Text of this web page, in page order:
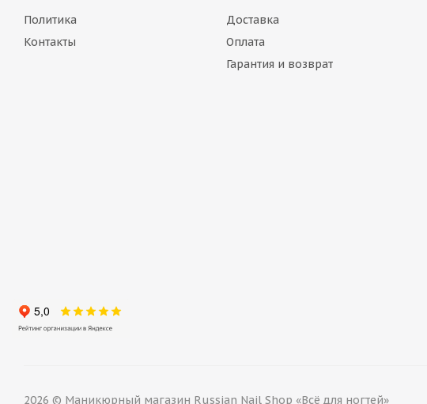
Политика
Контакты
Доставка
Оплата
Гарантия и возврат
2026 © Маникюрный магазин Russian Nail Shop «Всё для ногтей»